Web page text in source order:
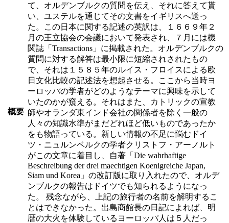
概要
て、オルデンブルクの質問を伝え、それに答えて貰
い、ユステルを通じてその文書をイギリスへ送っ
た。この日本に関する記述の英訳は、１６６９年２
月の王立協会の会議において発表され、７月には機
関誌「Transactions」に掲載された。オルデンブルクの
質問に対する解答は最小限に短縮されされたもの
で、それは１５８５年のルイス・フロイスによる欧
日文化比較の記述法を想起させる。ここから当時ヨ
ーロッパの学者がどのようなテーマに興味を示して
いたのかが窺える。それはまた、カトリックの宣教
師やオランダ東インド会社の関係者を除く一般の
人々の知識水準がまだどれほど低いものであったか
をも物語っている。新しい情報の不足に悩むドイ
ツ・ニュルンベルクの学者クリストフ・アーノルト
がこの文章に着目し、自著「Die wahrhaftige
Beschreibung der drei maechtigen Koenigreiche Japan,
Siam und Korea」の改訂版に取り入れたので、オルデ
ンブルクの報告はドイツでも知られるようになっ
た。 残念ながら、上記の旅行者の名前を解明するこ
とはできなかった。出島商館長の日記によれば、明
暦の大火を体験しているヨーロッパ人は５人だっ